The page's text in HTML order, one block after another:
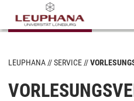
LEUPHANA SERVICE